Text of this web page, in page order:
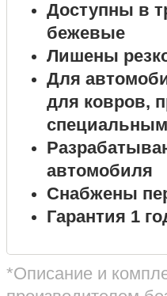
Доступны в
бежевые
Лишены
Для
для ковров,
автомобиля
Снабжены
Гарантия 1
*Описание и